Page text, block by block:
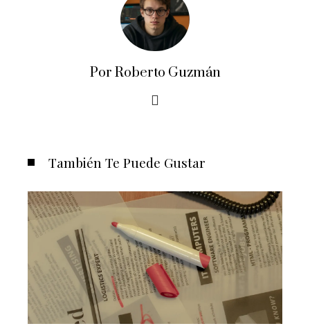
Por Roberto Guzmán
También Te Puede Gustar